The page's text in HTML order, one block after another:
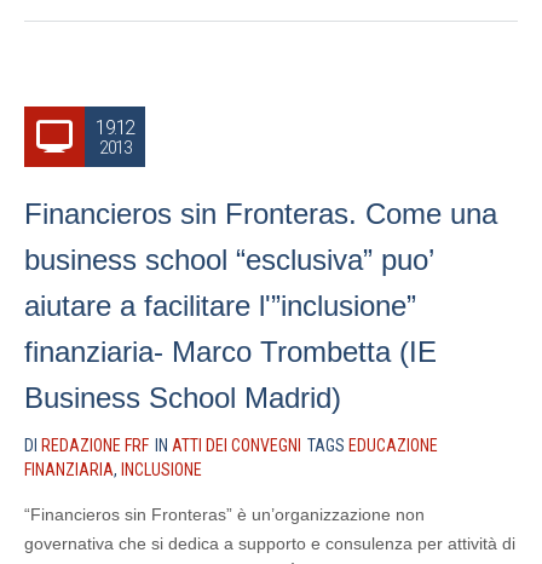
19.12
2013
Financieros sin Fronteras. Come una
business school “esclusiva” puo’
aiutare a facilitare l'”inclusione”
finanziaria- Marco Trombetta (IE
Business School Madrid)
DI REDAZIONE FRF IN ATTI DEI CONVEGNI TAGS EDUCAZIONE
FINANZIARIA, INCLUSIONE
“Financieros sin Fronteras” è un’organizzazione non
governativa che si dedica a supporto e consulenza per attività di